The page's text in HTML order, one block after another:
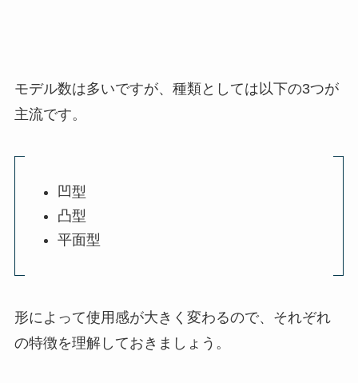
モデル数は多いですが、種類としては以下の3つが
主流です。
凹型
凸型
平面型
形によって使用感が大きく変わるので、それぞれ
の特徴を理解しておきましょう。